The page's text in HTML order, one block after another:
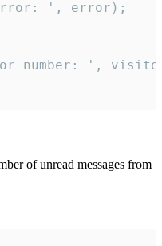
', error);
number: ',
of unread messages from